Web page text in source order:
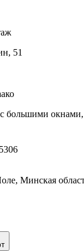
51
большими
Минская